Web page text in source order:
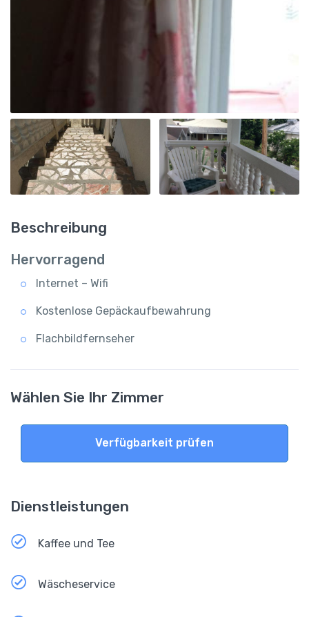
Beschreibung
Hervorragend
Internet – Wifi
Kostenlose Gepäckaufbewahrung
Flachbildfernseher
Wählen Sie Ihr Zimmer
Verfügbarkeit prüfen
Dienstleistungen
Kaffee und Tee
Wäscheservice